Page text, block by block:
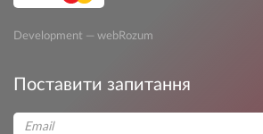
Development — webRozum
Поставити запитання